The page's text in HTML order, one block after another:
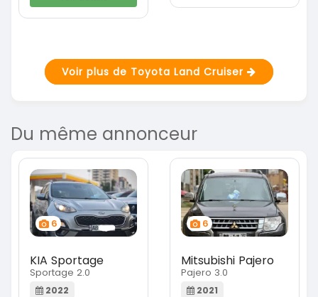
Voir plus de Toyota Land Cruiser
Du même annonceur
6
KIA Sportage
Sportage 2.0
2022
6
Mitsubishi Pajero
Pajero 3.0
2021